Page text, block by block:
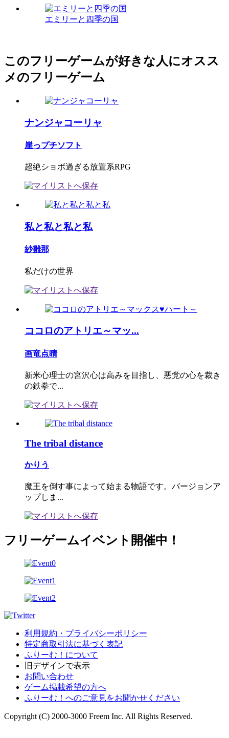
エミリーと四季の国
このフリーゲームが好きな人にオスス
メのフリーゲーム
ナンジャコーリャ
崖っプチソフト
超絶ショボ過ぎる放置系RPG
私と私と私と私
紗雛那
私だけの世界
ココロのアトリエ～マッ...
画竜点睛
新米心理士の宮沢心は高みを目指し、悪党の心を裁き
の鉄拳で...
The tribal distance
かりう
魔王を倒す事によって始まる物語です。バージョンア
ップしま...
フリーゲームイベント開催中！
利用規約・プライバシーポリシー
特定商取引法に基づく表記
ふりーむ！について
旧デザインで表示
お問い合わせ
ゲーム掲載希望の方へ
ふりーむ！へのご意見をお聞かせください
Copyright (C) 2000-3000 Freem Inc. All Rights Reserved.